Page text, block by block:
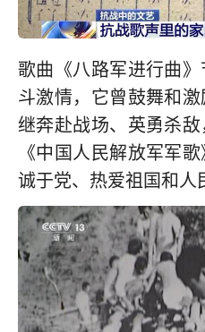
歌曲《八路军进行曲
斗激情，它曾鼓舞和
继奔赴战场、英勇杀
《中国人民解放军军
诚于党、热爱祖国和人